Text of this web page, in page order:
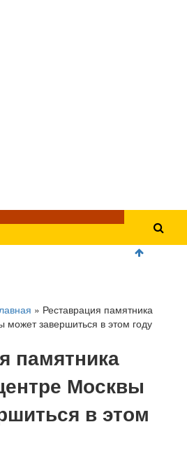
» Реставрация памятника
может завершиться в этом году
памятника
Москвы
в этом